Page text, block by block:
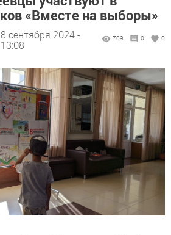
«Вместе на выборы»
8 сентября 2024 -
13:08
709 0 0